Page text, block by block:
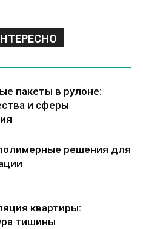
пакеты в рулоне:
и сферы
решения для
квартиры:
тишины